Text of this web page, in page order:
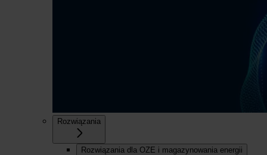
Rozwiązania
Rozwiązania dla OZE i magazynowania energii